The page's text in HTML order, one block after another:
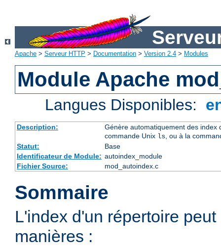
Apache > Serveur HTTP > Documentation > Version 2.4 > Modules
Module Apache
Langues Disponibles:
Description:
Génère automatiquement des
commande Unix ls, ou à la
Statut:
Base
Identificateur de Module: autoindex_module
Fichier Source:
mod_autoindex.c
Sommaire
L'index d'un répertoire
manières :